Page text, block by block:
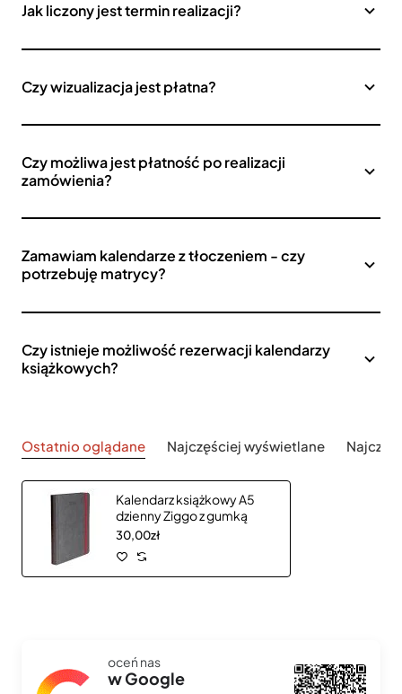
Jak liczony jest termin realizacji?
Czy wizualizacja jest płatna?
Czy możliwa jest płatność po realizacji
zamówienia?
Zamawiam kalendarze z tłoczeniem - czy
potrzebuję matrycy?
Czy istnieje możliwość rezerwacji kalendarzy
książkowych?
Ostatnio oglądane Najczęściej wyświetlane
Kalendarz książkowy A5
dzienny Ziggo z gumką
30,00zł
oceń nas
w Google